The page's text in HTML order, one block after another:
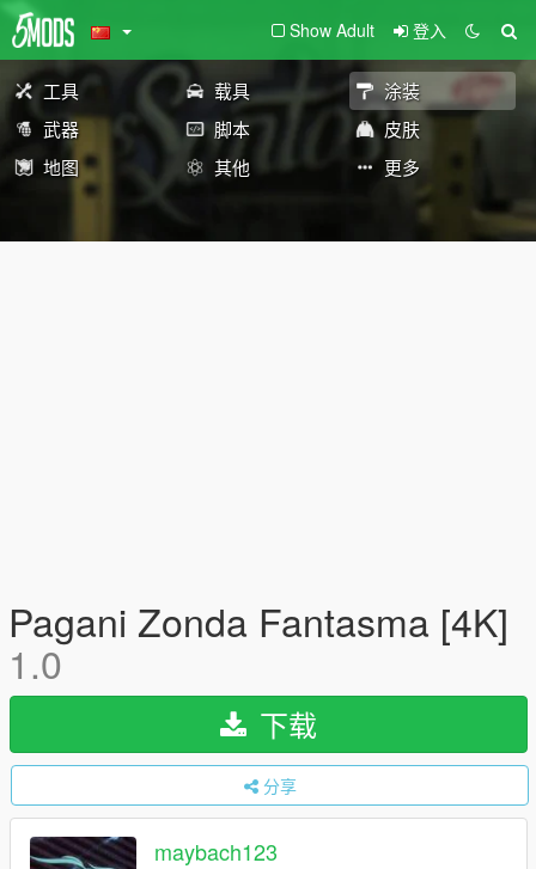
Show Adult 登入
工具 载具
涂装
武器
脚本
皮肤
地图
其他 更多
Pagani Zonda Fantasma [4K]
1.0
下载
分享
maybach123